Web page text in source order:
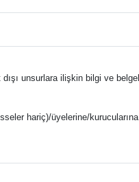
unsurlara ilişkin bilgi ve
hariç)/üyelerine/